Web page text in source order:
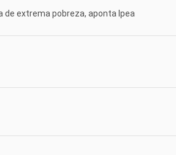
de extrema pobreza, aponta Ipea